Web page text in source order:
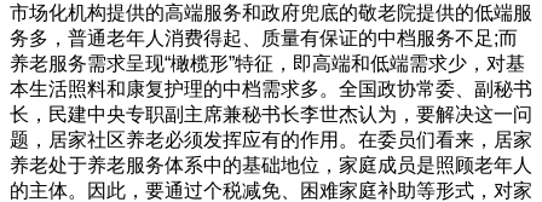
市场化机构提供的高端服务和政府兜底的敬老院提供的低端服
务多，普通老年人消费得起、质量有保证的中档服务不足;而
养老服务需求呈现“橄榄形”特征，即高端和低端需求少，对基
本生活照料和康复护理的中档需求多。全国政协常委、副秘书
长，民建中央专职副主席兼秘书长李世杰认为，要解决这一问
题，居家社区养老必须发挥应有的作用。在委员们看来，居家
养老处于养老服务体系中的基础地位，家庭成员是照顾老年人
的主体。因此，要通过个税减免、困难家庭补助等形式，对家